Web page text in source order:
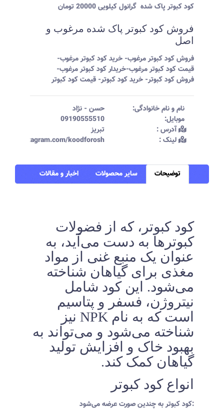
کود کبوتر پاک شده گرانول کیلویی 20000 تومان
فروش کود کبوتر پاک شده مرغوب و
اصل
فروش کود کبوتر مرغوب- خرید کود کبوتر مرغوب-
قیمت کود کبوتر مرغوب-خریدار کود کبوتر مرغوب-
فروش کود کبوتر- خرید کود کبوتر- قیمت کود کبوتر
نام و نام خانوادگی:‌ حسن - نژاد
موبایل:‌
09190555510
آدرس :‌
تبریز
لینک :‌
instagram.com/koodforosh
توضیحات سایر محصولات اخبار و مقالات
کود کبوتر، که از فضولات
کبوترها به دست می‌آید، به
عنوان یک منبع غنی از مواد
مغذی برای گیاهان شناخته
می‌شود. این کود شامل
نیتروژن، فسفر و پتاسیم
است که به نام NPK نیز
شناخته می‌شود و می‌تواند به
بهبود خاک و افزایش تولید
گیاهان کمک کند.
انواع کود کبوتر
کود کبوتر به چندین صورت عرضه می‌شود: